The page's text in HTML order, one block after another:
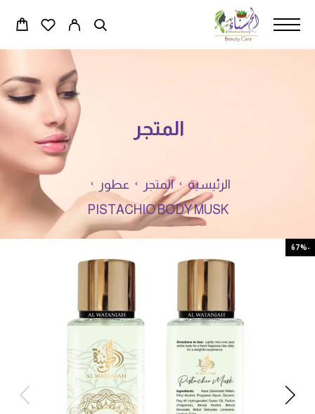
المتجر
الرئيسية المتجر
عطور
PISTACHIO BODY MUSK
-67%